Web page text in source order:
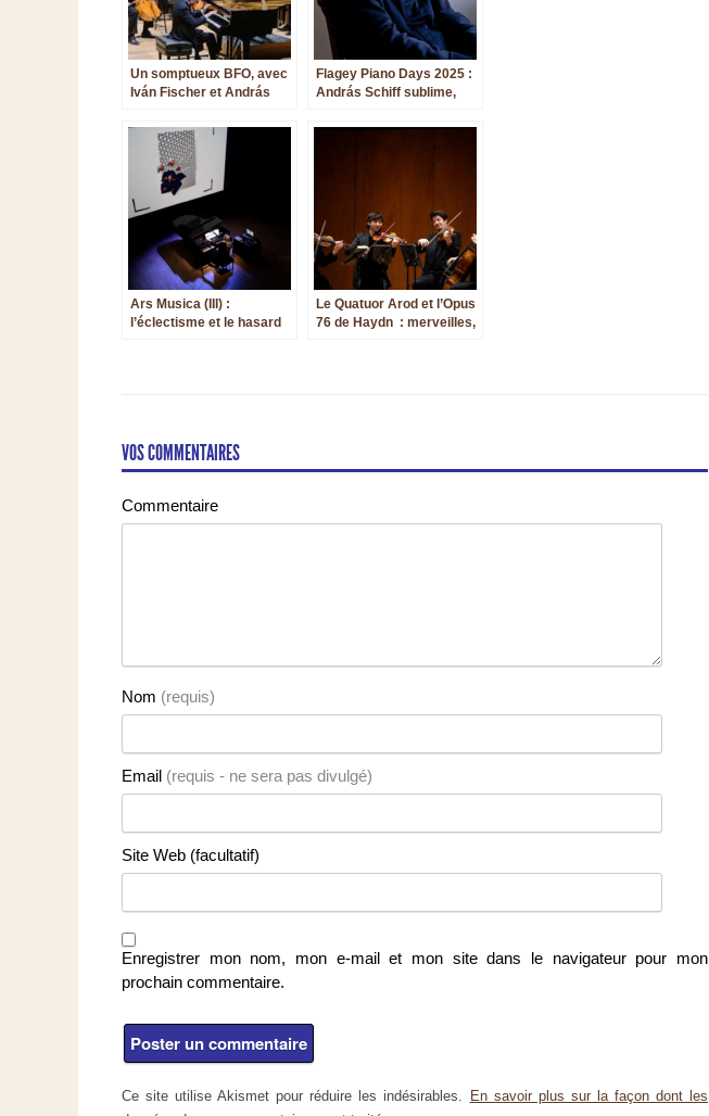
Un somptueux BFO, avec
Iván Fischer et András
célébration magistrale de
Brahms
Flagey Piano Days 2025 :
András Schiff sublime,
remarquable
Ars Musica (III) :
l’éclectisme et le hasard
Le Quatuor Arod et l’Opus
76 de Haydn : merveilles,
VOS COMMENTAIRES
Commentaire
Nom (requis)
Email (requis - ne sera pas divulgé)
Site Web (facultatif)
Enregistrer mon nom, mon e-mail et mon site dans le navigateur pour mon
prochain commentaire.
Ce site utilise Akismet pour réduire les indésirables.
En savoir plus sur la façon dont les